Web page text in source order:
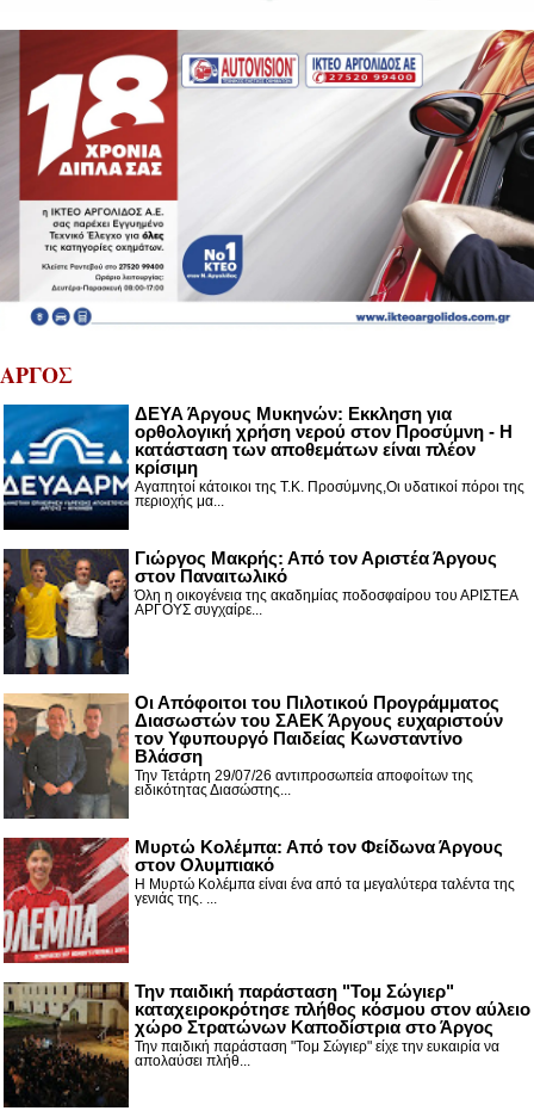
ΑΡΓΟΣ
ΔΕΥΑ Άργους Μυκηνών: Εκκληση για
ορθολογική χρήση νερού στον Προσύμνη - Η
κατάσταση των αποθεμάτων είναι πλέον
κρίσιμη
Αγαπητοί κάτοικοι της Τ.Κ. Προσύμνης,Οι υδατικοί πόροι της
περιοχής μα...
Γιώργος Μακρής: Από τον Αριστέα Άργους
στον Παναιτωλικό
Όλη η οικογένεια της ακαδημίας ποδοσφαίρου του ΑΡΙΣΤΕΑ
ΑΡΓΟΥΣ συγχαίρε...
Οι Απόφοιτοι του Πιλοτικού Προγράμματος
Διασωστών του ΣΑΕΚ Άργους ευχαριστούν
τον Υφυπουργό Παιδείας Κωνσταντίνο
Βλάσση
Την Τετάρτη 29/07/26 αντιπροσωπεία αποφοίτων της
ειδικότητας Διασώστης...
Μυρτώ Κολέμπα: Από τον Φείδωνα Άργους
στον Ολυμπιακό
Η Μυρτώ Κολέμπα είναι ένα από τα μεγαλύτερα ταλέντα της
γενιάς της. ...
Την παιδική παράσταση "Τομ Σώγιερ"
καταχειροκρότησε πλήθος κόσμου στον αύλειο
χώρο Στρατώνων Καποδίστρια στο Άργος
Την παιδική παράσταση "Τομ Σώγιερ" είχε την ευκαιρία να
απολαύσει πλήθ...